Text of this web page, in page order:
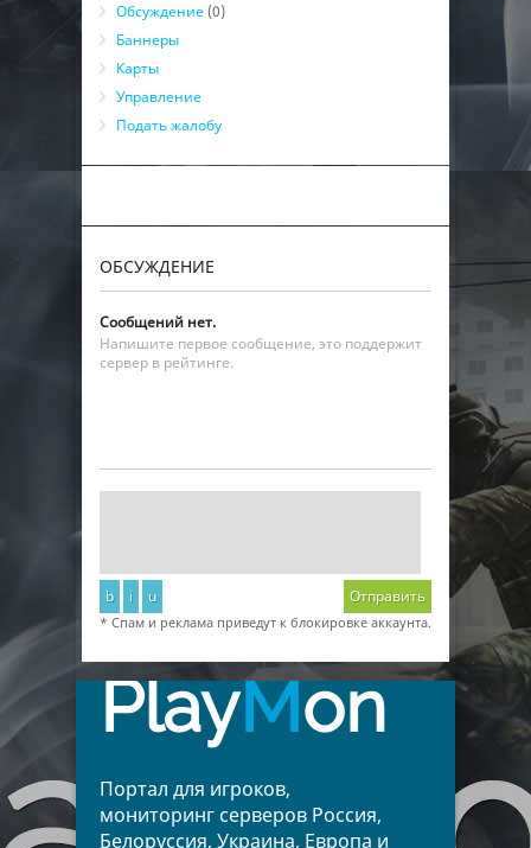
Обсуждение (0)
Баннеры
Карты
Управление
Подать жалобу
ОБСУЖДЕНИЕ
Сообщений нет.
Напишите первое сообщение, это поддержит
сервер в рейтинге.
b i u Отправить
* Спам и реклама приведут к блокировке аккаунта.
PlayMon
Портал для игроков,
мониторинг серверов Россия,
Белоруссия, Украина, Европа и